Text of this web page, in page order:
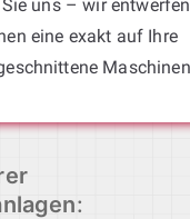
uns – wir entwerfen
eine exakt auf Ihre
: